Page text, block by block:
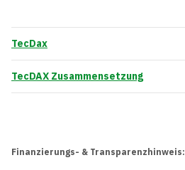
TecDax
TecDAX Zusammensetzung
Finanzierungs- & Transparenzhinweis: